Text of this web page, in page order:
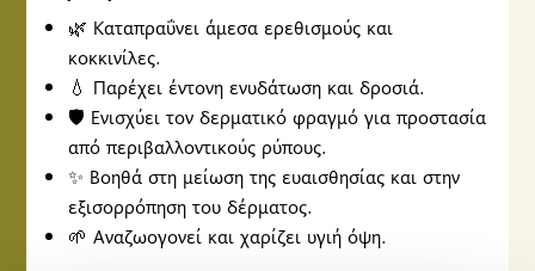
🌿 Καταπραΰνει άμεσα ερεθισμούς και
κοκκινίλες.
💧 Παρέχει έντονη ενυδάτωση και δροσιά.
🛡️ Ενισχύει τον δερματικό φραγμό για προστασία
από περιβαλλοντικούς ρύπους.
✨ Βοηθά στη μείωση της ευαισθησίας και στην
εξισορρόπηση του δέρματος.
🌱 Αναζωογονεί και χαρίζει υγιή όψη.